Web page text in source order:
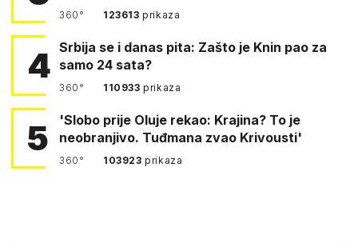
360° 123613prikaza
4 Srbija se i danas pita: Zašto je Knin pao za
samo 24 sata?
360° 110933prikaza
5
'Slobo prije Oluje rekao: Krajina? To je
neobranjivo. Tuđmana zvao Krivousti'
360° 103923prikaza